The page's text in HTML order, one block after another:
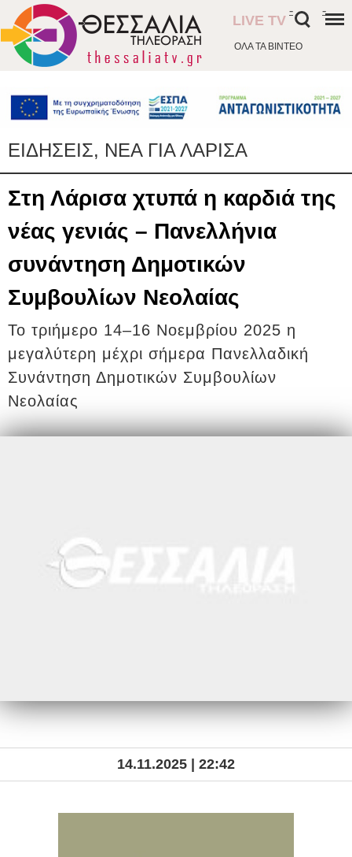
ΟΛΑ ΤΑ ΒΙΝΤΕΟ
LIVE TV
- -
ΕΙΔΗΣΕΙΣ, ΝΕΑ ΓΙΑ ΛΑΡΙΣΑ
Στη Λάρισα χτυπά η καρδιά της
νέας γενιάς – Πανελλήνια
συνάντηση Δημοτικών
Συμβουλίων Νεολαίας
Το τριήμερο 14–16 Νοεμβρίου 2025 η
μεγαλύτερη μέχρι σήμερα Πανελλαδική
Συνάντηση Δημοτικών Συμβουλίων
Νεολαίας
14.11.2025 | 22:42